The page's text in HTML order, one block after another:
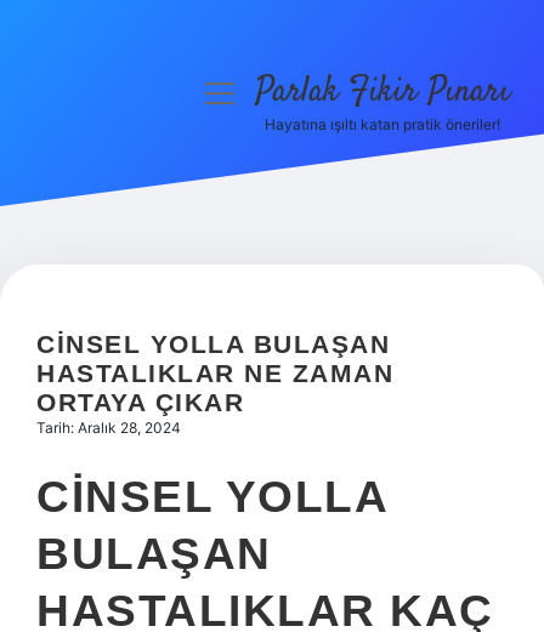
Hakkımızda
menüyüParlak Fikir Pınarı
Hayatına ışıltı katan pratik öneriler!
CINSEL YOLLA BULAŞAN
HASTALIKLAR NE ZAMAN
ORTAYA ÇIKAR
Tarih: Aralık 28, 2024
CINSEL YOLLA
BULAŞAN
HASTALIKLAR KAÇ